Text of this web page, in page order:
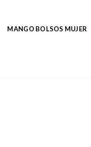
MANGO BOLSOS MUJER